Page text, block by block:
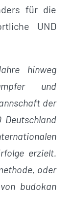
für die
UND
hinweg
und
der
Deutschland
erzielt.
oder
budokan